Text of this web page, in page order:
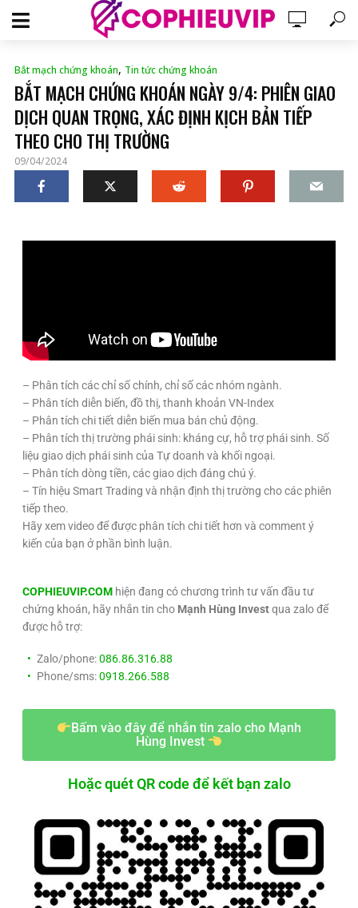
Bắt mạch chứng khoán, Tin tức chứng khoán
BẮT MẠCH CHỨNG KHOÁN NGÀY 9/4: PHIÊN GIAO
DỊCH QUAN TRỌNG, XÁC ĐỊNH KỊCH BẢN TIẾP
THEO CHO THỊ TRƯỜNG
09/04/2024
– Phân tích các chỉ số chính, chỉ số các nhóm ngành.
– Phân tích diễn biến, đồ thị, thanh khoản VN-Index
– Phân tích chi tiết diễn biến mua bán chủ động.
– Phân tích thị trường phái sinh: kháng cự, hỗ trợ phái sinh. Số
liệu giao dịch phái sinh của Tự doanh và khối ngoại.
– Phân tích dòng tiền, các giao dịch đáng chú ý.
– Tín hiệu Smart Trading và nhận định thị trường cho các phiên
tiếp theo.
Hãy xem video để được phân tích chi tiết hơn và comment ý
kiến của bạn ở phần bình luận.
COPHIEUVIP.COM hiện đang có chương trình tư vấn đầu tư
chứng khoán, hãy nhắn tin cho Mạnh Hùng Investqua zalo để
được hỗ trợ:
Zalo/phone:086.86.316.88
Phone/sms:0918.266.588
Bấm vào đây để nhắn tin zalo cho Mạnh
Hùng Invest
Hoặc quét QR code để kết bạn zalo